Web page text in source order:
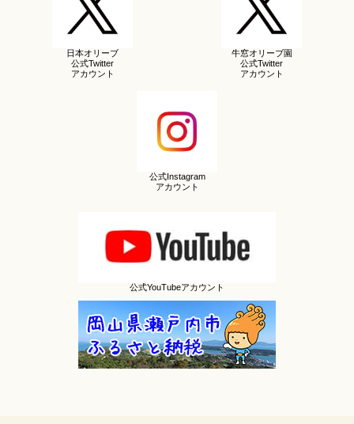
日本オリーブ
公式Twitter
アカウント
牛窓オリーブ園
公式Twitter
アカウント
公式Instagram
アカウント
公式YouTubeアカウント